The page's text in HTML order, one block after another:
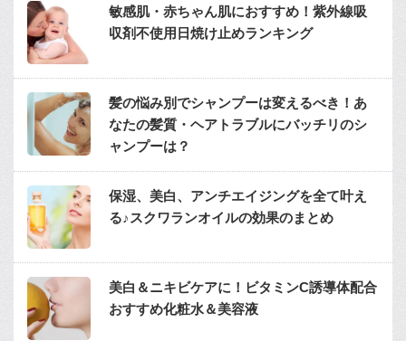
敏感肌・赤ちゃん肌におすすめ！紫外線吸
収剤不使用日焼け止めランキング
髪の悩み別でシャンプーは変えるべき！あ
なたの髪質・ヘアトラブルにバッチリのシ
ャンプーは？
保湿、美白、アンチエイジングを全て叶え
る♪スクワランオイルの効果のまとめ
美白＆ニキビケアに！ビタミンC誘導体配合
おすすめ化粧水＆美容液